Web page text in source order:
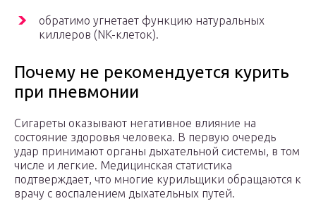
обратимо угнетает функцию натуральных
киллеров (NK-клеток).
Почему не рекомендуется курить
при пневмонии
Сигареты оказывают негативное влияние на
состояние здоровья человека. В первую очередь
удар принимают органы дыхательной системы, в том
числе и легкие. Медицинская статистика
подтверждает, что многие курильщики обращаются к
врачу с воспалением дыхательных путей.